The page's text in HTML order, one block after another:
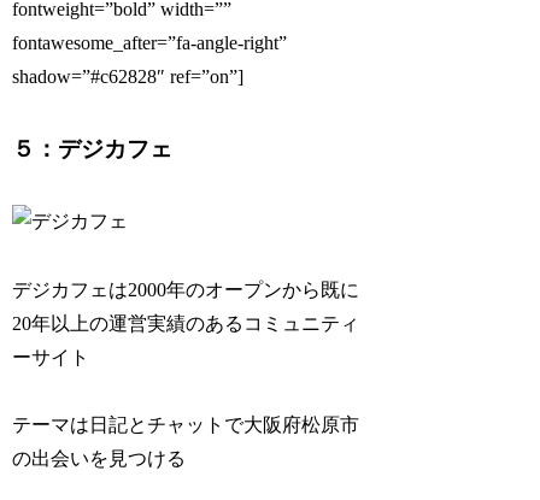
fontweight=”bold” width=””
fontawesome_after=”fa-angle-right”
shadow=”#c62828″ ref=”on”]
５：デジカフェ
デジカフェは2000年のオープンから既に
20年以上の運営実績のあるコミュニティ
ーサイト
テーマは日記とチャットで大阪府松原市
の出会いを見つける